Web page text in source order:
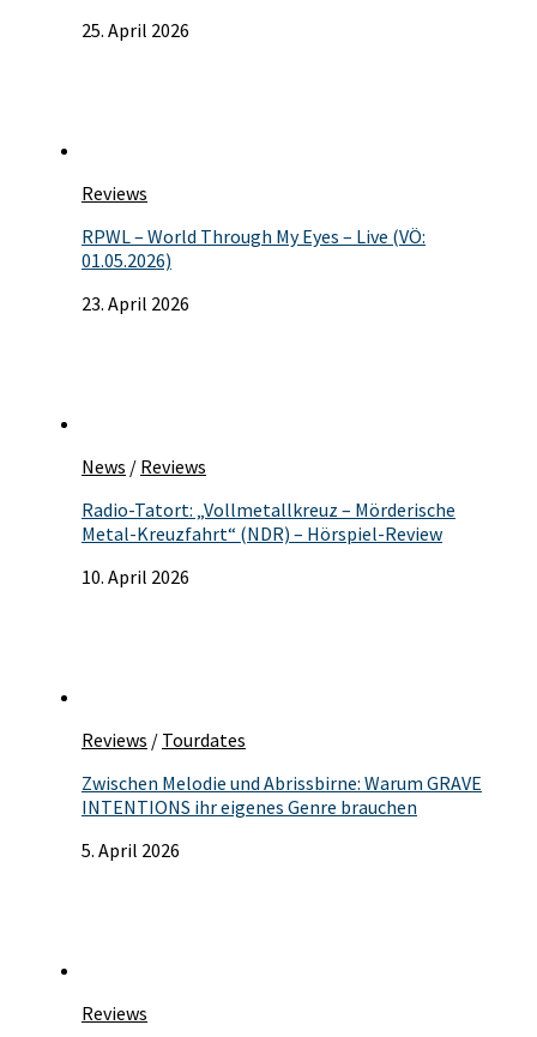
25. April 2026
Reviews
RPWL – World Through My Eyes – Live (VÖ:
01.05.2026)
23. April 2026
News / Reviews
Radio-Tatort: „Vollmetallkreuz – Mörderische
Metal-Kreuzfahrt“ (NDR) – Hörspiel-Review
10. April 2026
Reviews / Tourdates
Zwischen Melodie und Abrissbirne: Warum GRAVE
INTENTIONS ihr eigenes Genre brauchen
5. April 2026
Reviews